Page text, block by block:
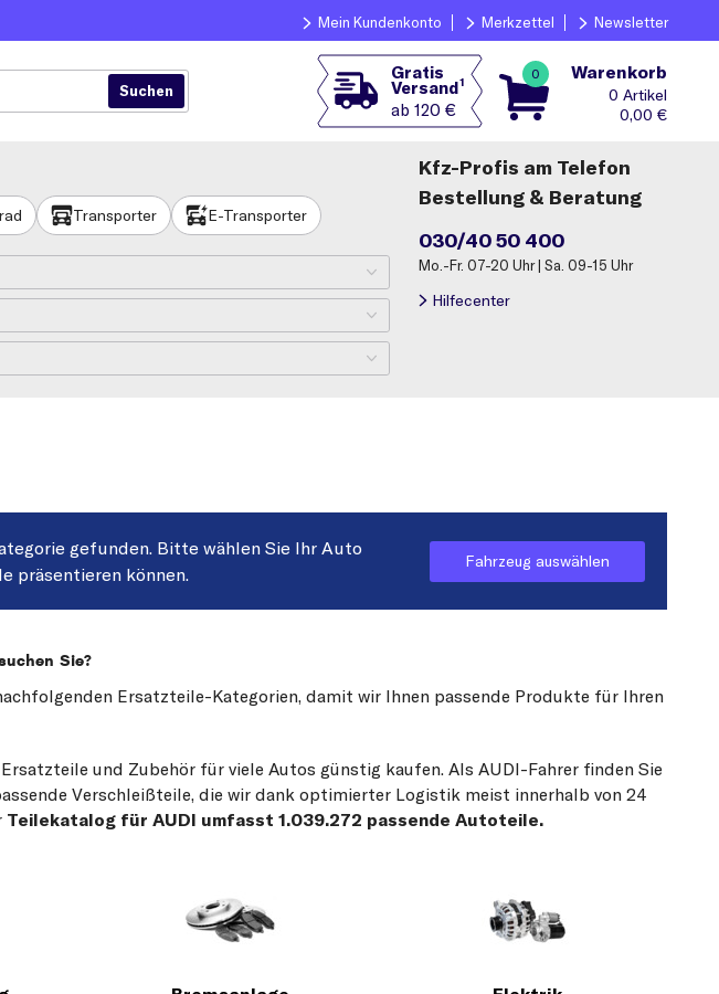
Mein Kundenkonto Merkzettel Newsletter
Gratis
Versand1
ab 120 €
0 Warenkorb
0
0,00 €
Transporter E-Transporter
Kfz-Profis am Telefon
Bestellung & Beratung
030/40 50 400
Mo.-Fr. 07-20 Uhr | Sa. 09-15 Uhr
Hilfecenter
gefunden. Bitte wählen Sie Ihr Auto
präsentieren können.
Fahrzeug auswählen
Sie?
Ersatzteile-Kategorien, damit wir Ihnen passende Produkte für Ihren
und Zubehör für viele Autos günstig kaufen. Als AUDI-Fahrer finden Sie
Verschleißteile, die wir dank optimierter Logistik meist innerhalb von 24
Teilekatalog für AUDI umfasst 1.039.272 passende Autoteile.